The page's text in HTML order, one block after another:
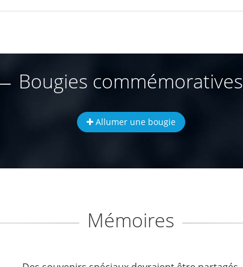
Bougies commémoratives
Allumer une bougie
Mémoires